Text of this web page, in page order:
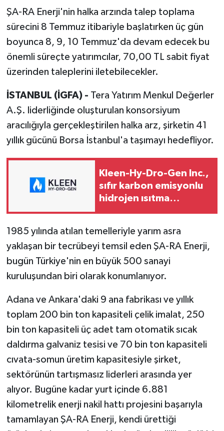
ŞA-RA Enerji'nin halka arzında talep toplama
sürecini 8 Temmuz itibariyle başlatırken üç gün
boyunca 8, 9, 10 Temmuz'da devam edecek bu
önemli süreçte yatırımcılar, 70,00 TL sabit fiyat
üzerinden taleplerini iletebilecekler.
İSTANBUL (İGFA) - Tera Yatırım Menkul Değerler
A.Ş. liderliğinde oluşturulan konsorsiyum
aracılığıyla gerçekleştirilen halka arz, şirketin 41
yıllık gücünü Borsa İstanbul'a taşımayı hedefliyor.
Kleen-Hy-Dro-Gen Inc.,
sıfır karbon emisyonlu
hidrojen ısıtma
onaylarını aldı
1985 yılında atılan temelleriyle yarım asra
yaklaşan bir tecrübeyi temsil eden ŞA-RA Enerji,
bugün Türkiye'nin en büyük 500 sanayi
kuruluşundan biri olarak konumlanıyor.
Adana ve Ankara'daki 9 ana fabrikası ve yıllık
toplam 200 bin ton kapasiteli çelik imalat, 250
bin ton kapasiteli üç adet tam otomatik sıcak
daldırma galvaniz tesisi ve 70 bin ton kapasiteli
cıvata-somun üretim kapasitesiyle şirket,
sektörünün tartışmasız liderleri arasında yer
alıyor. Bugüne kadar yurt içinde 6.881
kilometrelik enerji nakil hattı projesini başarıyla
tamamlayan ŞA-RA Enerji, kendi ürettiği